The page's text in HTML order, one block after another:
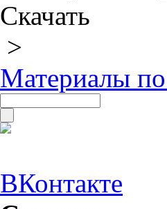
Скачать
>
Материалы
ВКонтакте